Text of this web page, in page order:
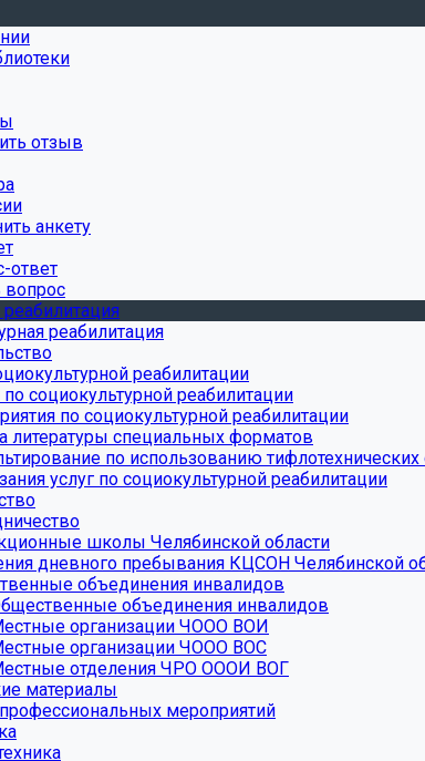
отзыв
анкету
ответ
вопрос
реабилитация
реабилитации
по социокультурной реабилитации
по социокультурной реабилитации
литературы специальных форматов
по использованию
услуг по социокультурной реабилитации
школы Челябинской области
дневного пребывания КЦСОН Челябинской
объединения инвалидов
объединения инвалидов
организации ЧООО ВОИ
организации ЧООО ВОС
отделения ЧРО ОООИ ВОГ
материалы
мероприятий